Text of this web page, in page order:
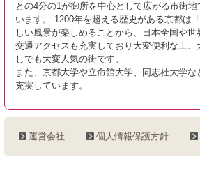
との4分の1が御所を中心として広がる市街
います。 1200年を超える歴史がある京都は
しい風景が楽しめることから、日本全国や
交通アクセスも充実しており大変便利な上
しでも大変人気の街です。
また、京都大学や立命館大学、同志社大学
充実しています。
運営会社 個人情報保護方針